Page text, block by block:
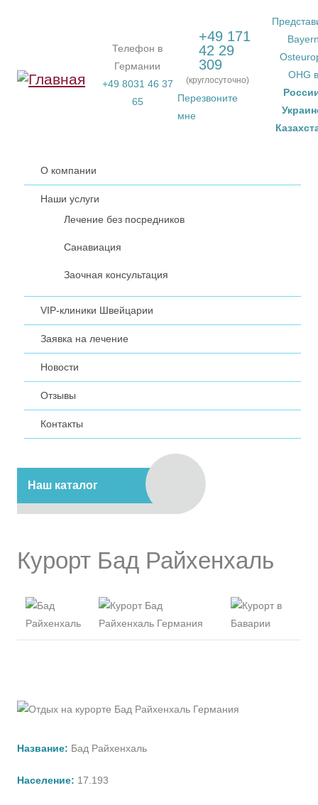
Телефон в
Германии
+49 8031 46 37
65
+49 171
42 29
309
(круглосуточно)
Перезвоните
мне
OHG в
О компании
Наши услуги
Лечение без посредников
Санавиация
Заочная консультация
VIP-клиники Швейцарии
Заявка на лечение
Новости
Отзывы
Контакты
Наш каталог
Курорт Бад Райхенхаль
Название: Бад Райхенхаль
Население: 17.193